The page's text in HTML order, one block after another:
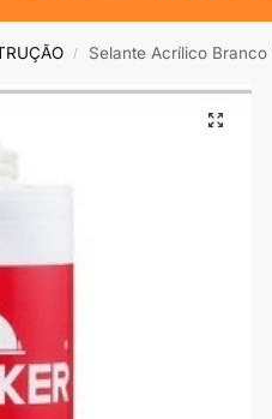
/ Selante Acrílico